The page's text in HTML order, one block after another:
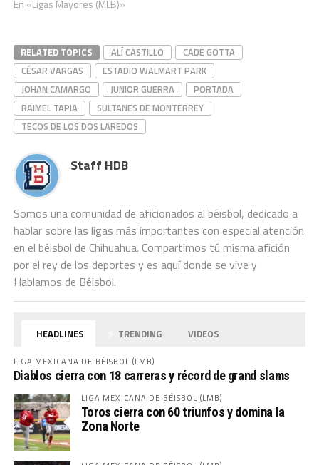
En «Ligas Mayores (MLB)»
RELATED TOPICS ALÍ CASTILLO
CADE GOTTA
CÉSAR VARGAS
ESTADIO WALMART PARK
JOHAN CAMARGO
JUNIOR GUERRA
PORTADA
RAIMEL TAPIA
SULTANES DE MONTERREY
TECOS DE LOS DOS LAREDOS
Staff HDB
Somos una comunidad de aficionados al béisbol, dedicado a
hablar sobre las ligas más importantes con especial atención
en el béisbol de Chihuahua. Compartimos tú misma afición
por el rey de los deportes y es aquí donde se vive y
Hablamos de Béisbol.
HEADLINES TRENDING VIDEOS
LIGA MEXICANA DE BÉISBOL (LMB)
Diablos cierra con 18 carreras y récord de grand slams
LIGA MEXICANA DE BÉISBOL (LMB)
Toros cierra con 60 triunfos y domina la
Zona Norte